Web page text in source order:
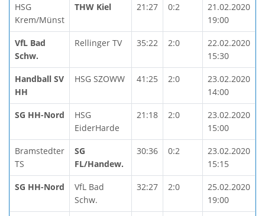
HSG
Krem/Münst
THW Kiel 21:27 0:2
21.02.2020
19:00
VfL Bad
Schw.
Rellinger TV 35:22 2:0
22.02.2020
15:30
Handball SV
HH
HSG SZOWW 41:25 2:0
23.02.2020
14:00
SG HH-Nord
HSG
EiderHarde
21:18 2:0
23.02.2020
15:00
Bramstedter
TS
SG
FL/Handew.
30:36 0:2
23.02.2020
15:15
SG HH-Nord
VfL Bad
Schw.
32:27 2:0
25.02.2020
19:00